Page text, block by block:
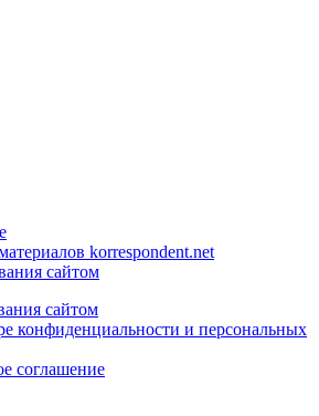
korrespondent.net
сайтом
сайтом
конфиденциальности и персональных
соглашение